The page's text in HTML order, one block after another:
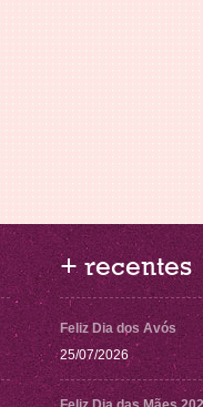
+ recentes
Feliz Dia dos Avós
25/07/2026